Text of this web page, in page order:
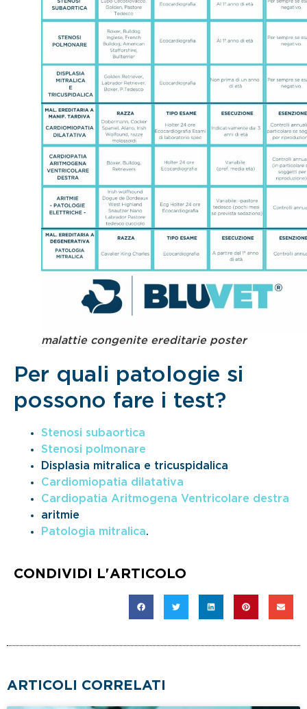
malattie congenite ereditarie poster
Per quali patologie si
possono fare i test?
Stenosi subaortica
Stenosi polmonare
Displasia mitralica e tricuspidalica
Cardiomiopatia dilatativa
Cardiopatia Aritmogena Ventricolare destra
aritmie
Patologia mitralica.
CONDIVIDI L'ARTICOLO
ARTICOLI CORRELATI